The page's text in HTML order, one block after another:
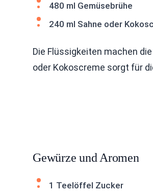
480 ml Gemüsebrühe
240 ml Sahne oder
Die Flüssigkeiten machen
oder Kokoscreme sorgt für
Gewürze und Aromen
1 Teelöffel Zucker